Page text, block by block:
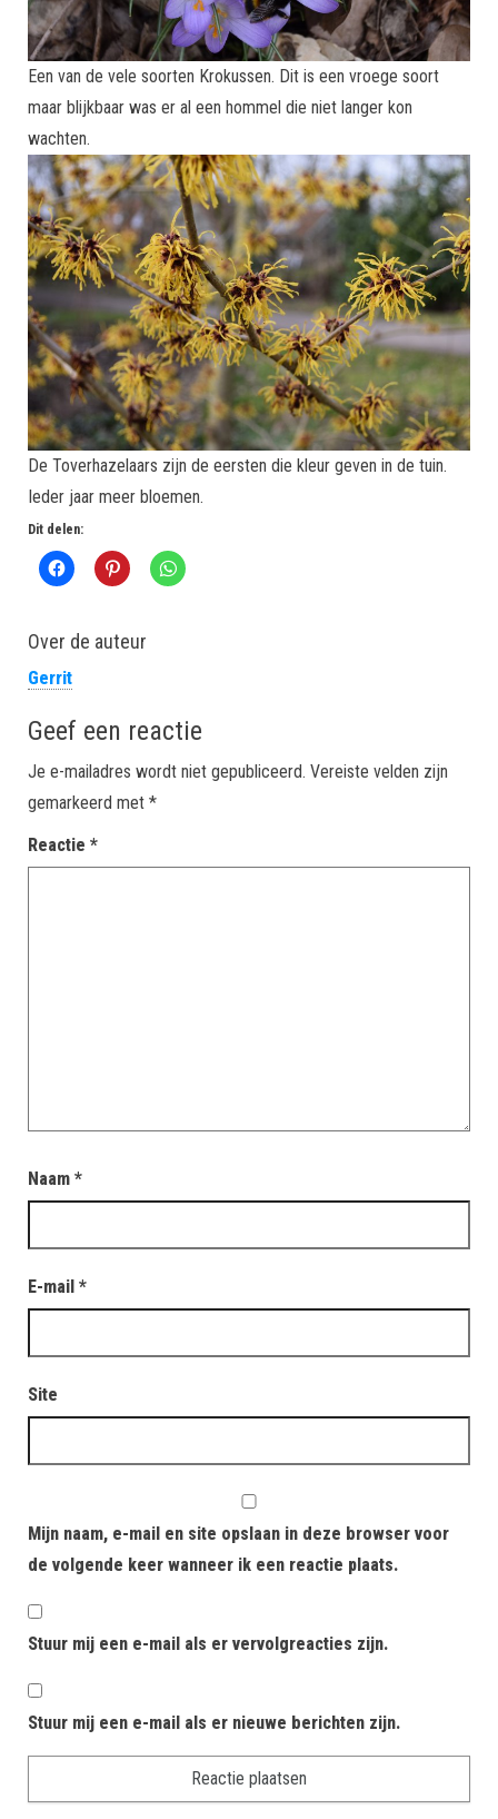
Een van de vele soorten Krokussen. Dit is een vroege soort
maar blijkbaar was er al een hommel die niet langer kon
wachten.
De Toverhazelaars zijn de eersten die kleur geven in de tuin.
Ieder jaar meer bloemen.
Dit delen:
Over de auteur
Gerrit
Geef een reactie
Je e-mailadres wordt niet gepubliceerd. Vereiste velden zijn
gemarkeerd met *
Reactie *
Naam *
E-mail *
Site
Mijn naam, e-mail en site opslaan in deze browser voor
de volgende keer wanneer ik een reactie plaats.
Stuur mij een e-mail als er vervolgreacties zijn.
Stuur mij een e-mail als er nieuwe berichten zijn.